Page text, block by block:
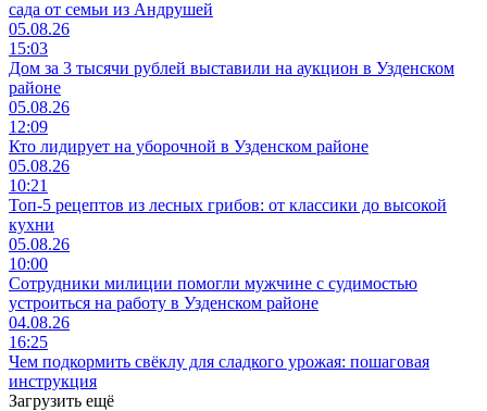
сада от семьи из Андрушей
05.08.26
15:03
Дом за 3 тысячи рублей выставили на аукцион в Узденском
районе
05.08.26
12:09
Кто лидирует на уборочной в Узденском районе
05.08.26
10:21
Топ-5 рецептов из лесных грибов: от классики до высокой
кухни
05.08.26
10:00
Сотрудники милиции помогли мужчине с судимостью
устроиться на работу в Узденском районе
04.08.26
16:25
Чем подкормить свёклу для сладкого урожая: пошаговая
инструкция
Загрузить ещё